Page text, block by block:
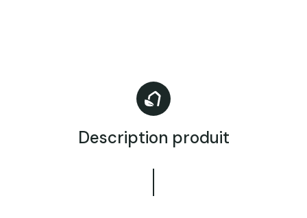
Description produit